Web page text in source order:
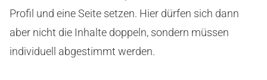
Profil und eine Seite setzen. Hier dürfen sich dann
aber nicht die Inhalte doppeln, sondern müssen
individuell abgestimmt werden.